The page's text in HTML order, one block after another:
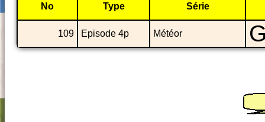
No Type Série
109 Episode 4p Météor